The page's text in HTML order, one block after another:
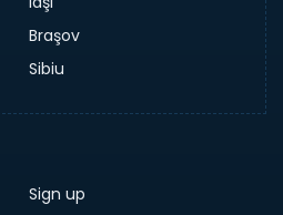
Braşov
Sibiu
Sign up